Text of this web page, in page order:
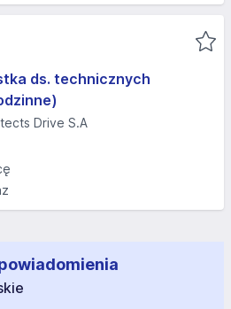
ds. technicznych
Drive S.A